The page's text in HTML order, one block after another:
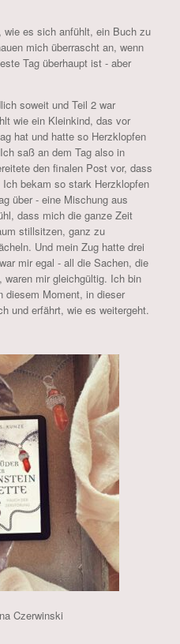
wie es sich anfühlt, ein Buch zu
mich überrascht an, wenn
Tag überhaupt ist - aber
soweit und Teil 2 war
wie ein Kleinkind, das vor
hat und hatte so Herzklopfen
saß an dem Tag also in
den finalen Post vor, dass
bekam so stark Herzklopfen
über - eine Mischung aus
dass mich die ganze Zeit
stillsitzen, ganz zu
Und mein Zug hatte drei
mir egal - all die Sachen, die
waren mir gleichgültig. Ich bin
diesem Moment, in dieser
und erfährt, wie es weitergeht.
Czerwinski